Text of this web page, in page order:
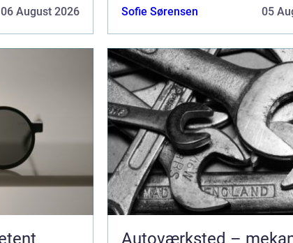
06 August 2026 Sofie Sørensen 05
Autoværksted –